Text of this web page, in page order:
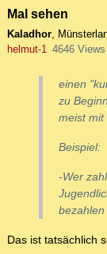
Mal sehen
Kaladhor,
helmut-1 4646 Views
einen
zu
meist mit
Beispiel:
-Wer
Das ist tatsächlich